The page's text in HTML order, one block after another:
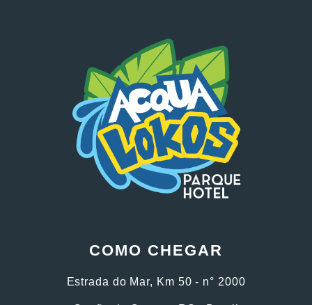
COMO CHEGAR
Estrada do Mar, Km 50 - n° 2000